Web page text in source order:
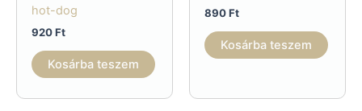
hot-dog
920Ft
Kosárba teszem
890Ft
Kosárba teszem